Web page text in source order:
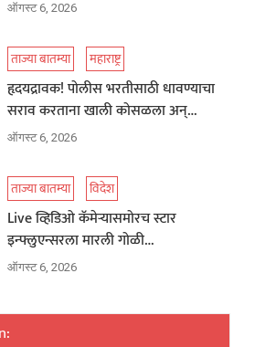
ऑगस्ट 6, 2026
ताज्या बातम्या महाराष्ट्र
हृदयद्रावक! पोलीस भरतीसाठी धावण्याचा
सराव करताना खाली कोसळला अन्…
ऑगस्ट 6, 2026
ताज्या बातम्या विदेश
Live व्हिडिओ कॅमेऱ्यासमोरच स्टार
इन्फ्लुएन्सरला मारली गोळी…
ऑगस्ट 6, 2026